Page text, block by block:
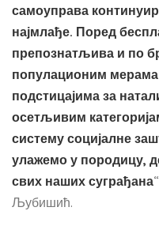
самоуправа
најмлађе. Поред
препознатљива и по
популационим
подстицајима за
осетљивим
систему социјалне
улажемо у породицу,
свих наших суграђана
Љубишић.